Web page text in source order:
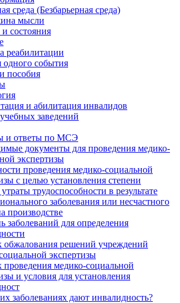
среда (Безбарьерная среда)
мысли
состояния
реабилитации
одного события
пособия
и абилитация инвалидов
заведений
и ответы по МСЭ
документы для проведения медико-
экспертизы
проведения медико-социальной
с целью установления степени
трудоспособности в результате
заболевания или несчастного
производстве
заболеваний для определения
обжалования решений учреждений
экспертизы
проведения медико-социальной
и условия для установления
заболеваниях дают инвалидность?